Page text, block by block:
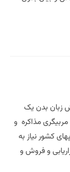
زبان بدن یک
مذاکره و
کشور نیاز به
و فروش و